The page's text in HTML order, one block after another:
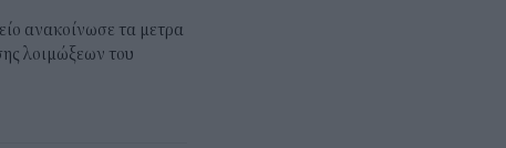
ανακοίνωσε τα μετρα
λοιμώξεων του